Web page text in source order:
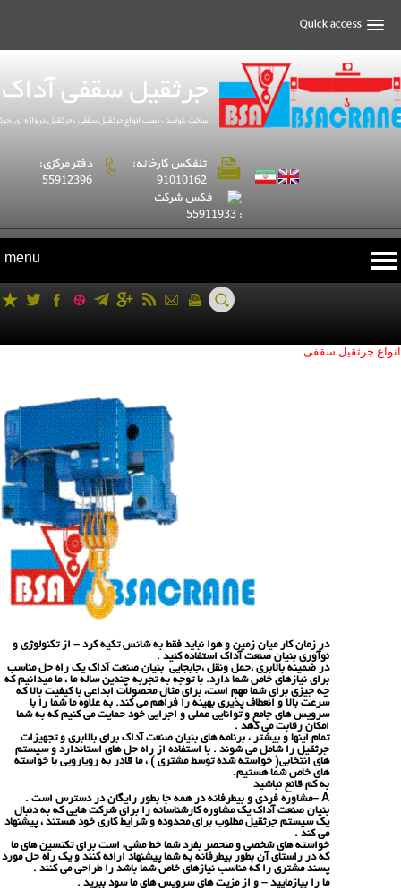
تلفکس کارخانه:
91010162
دفتر مرکزی:
55912396
فكس شركت
: 55911933
menu
انواع جرثقیل سقفی
در زمان کار میان زمین و هوا نباید فقط به شانس تکیه کرد – از تکنولوژی و
نوآوری بنیان صنعت آداک استفاده کنید .
در ضمینه بالابری ،حمل ونقل ،جابجایی بنیان صنعت آداک یک راه حل مناسب
برای نیازهای خاص شما دارد. با توجه به تجربه چندین ساله ما ، ما میدانیم که
چه جیزی برای شما مهم است، برای مثال محصولات ابداعی با کیفیت بالا که
سرعت بالا و انعطاف پذیری بهینه را فراهم می کند. به علاوه ما شما را با
سرویس های جامع و توانایی عملی و اجرایی خود حمایت می کنیم که به شما
امکان رقابت می دهد .
تمام اینها و بیشتر ، برنامه های بنیان صنعت آداک برای بالابری و تجهیزات
جرثقیل را شامل می شوند . با استفاده از راه حل های استاندارد و سیستم
های انتخابی( خواسته شده توسط مشتری ) ، ما قادر به رویارویی با خواسته
های خاص شما هستیم.
به کم قانع نباشید
A –مشاوره فردی و بیطرفانه در همه جا بطور رایگان در دسترس است .
بنیان صنعت آداک یک مشاوره کارشناسانه را برای شرکت هایی که به دنبال
یک سیستم جرثقیل مطلوب برای محدوده و شرایط کاری خود هستند ، پیشنهاد
می کند .
خواسته های شخصی و منحصر بفرد شما خط مشیء است برای تکنسین های ما
که در راستای آن بطور بیطرفانه به شما پیشنهاد ارائه کنند و یک راه حل مورد
پسند مشتری را که مناسب نیازهای خاص شما باشد را طراحی می کنند .
ما را بیازمایید – و از مزیت های سرویس های ما سود ببرید .